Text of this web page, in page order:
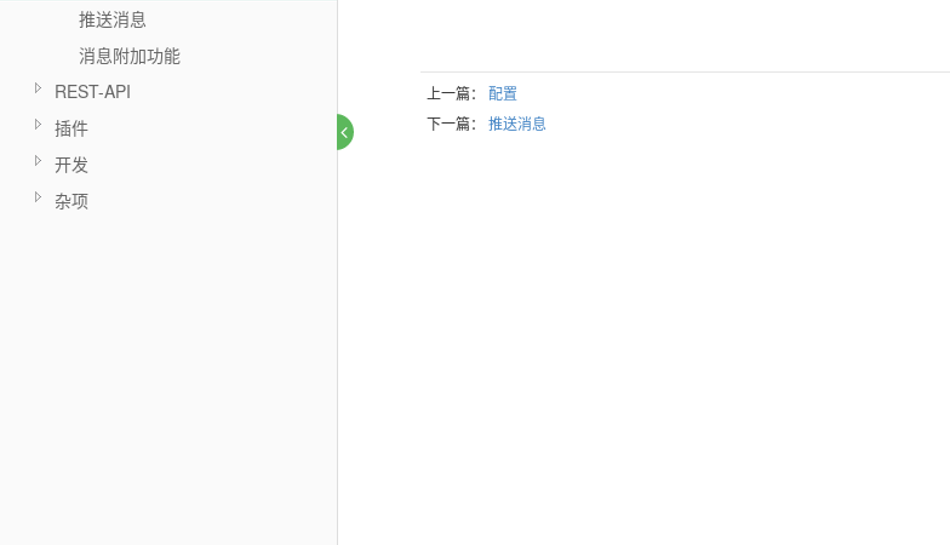
推送消息
消息附加功能
REST-API
插件
开发
杂项
上一篇： 配置
下一篇： 推送消息